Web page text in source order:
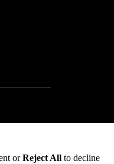
orReject All to decline